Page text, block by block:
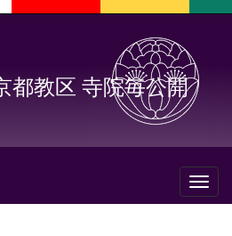
都教区 寺院毎公開
Toggle